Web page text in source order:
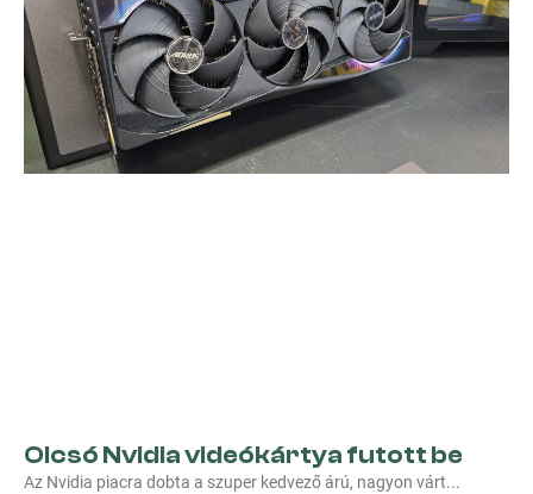
Olcsó Nvidia videókártya futott be
Az Nvidia piacra dobta a szuper kedvező árú, nagyon várt